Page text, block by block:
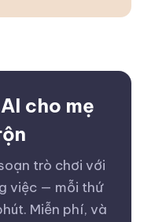
cho mẹ
trò chơi với
việc — mỗi thứ
Miễn phí, và